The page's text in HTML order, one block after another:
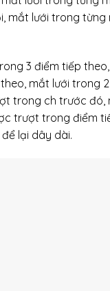
mắt lưới trong từng
3 điểm tiếp
mắt lưới trong
trong ch trước đó,
trượt trong điểm
lại dây dài.